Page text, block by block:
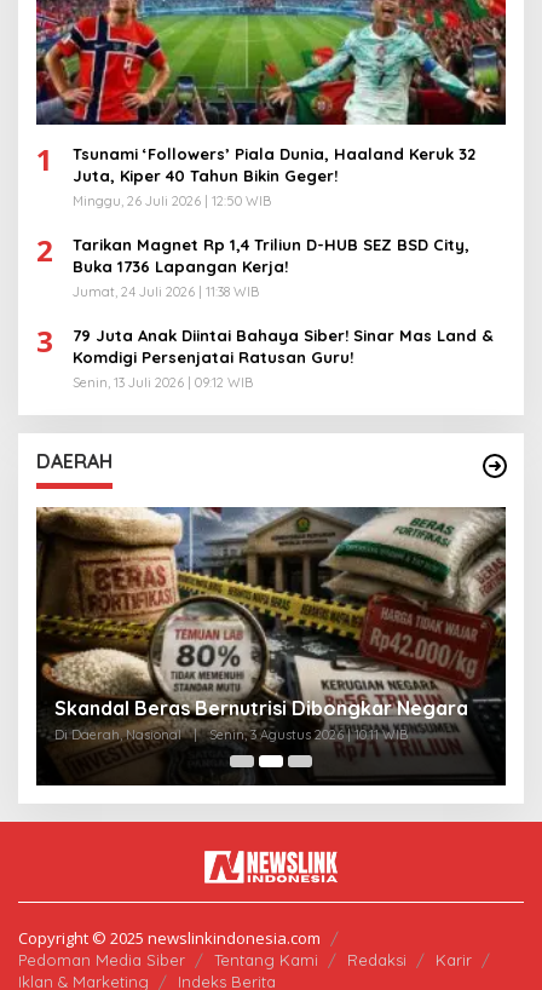
1
Tsunami ‘Followers’ Piala Dunia, Haaland Keruk 32
Juta, Kiper 40 Tahun Bikin Geger!
Minggu, 26 Juli 2026 | 12:50 WIB
2
Tarikan Magnet Rp 1,4 Triliun D-HUB SEZ BSD City,
Buka 1736 Lapangan Kerja!
Jumat, 24 Juli 2026 | 11:38 WIB
3
79 Juta Anak Diintai Bahaya Siber! Sinar Mas Land &
Komdigi Persenjatai Ratusan Guru!
Senin, 13 Juli 2026 | 09:12 WIB
DAERAH
Skandal Beras Bernutrisi Dibongkar Negara
Di Daerah, Nasional | Senin, 3 Agustus 2026 | 10:11 WIB
Copyright © 2025 newslinkindonesia.com
Pedoman Media Siber Tentang Kami Redaksi
Karir
Iklan & Marketing
Indeks Berita